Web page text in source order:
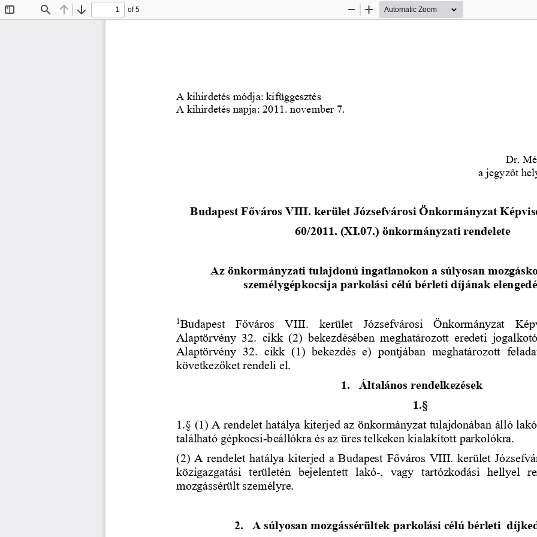
Find Previous
Next
of 5
Zoom
Zoom
A kihirdetés módja: kifüggesztés
A kihirdetés napja: 2011. november 7.
Dr.
a jegyzőt
Budapest Főváros VIII. kerület Józsefvárosi Önkormányzat
60/2011. (XI.07.) önkormányzati rendelete
Az önkormányzati tulajdonú ingatlanokon a súlyosan
személygépkocsija parkolási célú bérleti díjának
1Budapest  Főváros  VIII. kerület  Józsefvárosi  Önkormányzat
Alaptörvény  32.  cikk  (2) bekezdésében  meghatározott  eredeti
Alaptörvény  32.  cikk  (1)  bekezdés  e)  pontjában  meghatározott
következőket rendeli el.
1.
Általános rendelkezések
1.§
1.§ (1) A rendelet hatálya kiterjed az önkormányzat tulajdonában álló lakó
található gépkocsi-beállókra és az üres telkeken kialakított parkolókra.
(2) A rendelet hatálya kiterjed a Budapest Főváros VIII. kerület
közigazgatási  területén
bejelentett  lakó-,  vagy  tartózkodási  hellyel
mozgássérült személyre.
2. A súlyosan mozgássérültek parkolási célú bérleti